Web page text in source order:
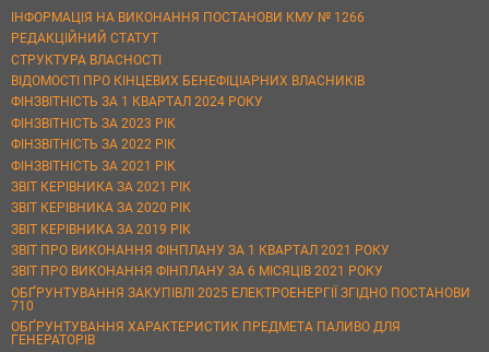
ІНФОРМАЦІЯ НА ВИКОНАННЯ ПОСТАНОВИ КМУ № 1266
РЕДАКЦІЙНИЙ СТАТУТ
СТРУКТУРА ВЛАСНОСТІ
ВІДОМОСТІ ПРО КІНЦЕВИХ БЕНЕФІЦІАРНИХ ВЛАСНИКІВ
ФІНЗВІТНІСТЬ ЗА 1 КВАРТАЛ 2024 РОКУ
ФІНЗВІТНІСТЬ ЗА 2023 РІК
ФІНЗВІТНІСТЬ ЗА 2022 РІК
ФІНЗВІТНІСТЬ ЗА 2021 РІК
ЗВІТ КЕРІВНИКА ЗА 2021 РІК
ЗВІТ КЕРІВНИКА ЗА 2020 РІК
ЗВІТ КЕРІВНИКА ЗА 2019 РІК
ЗВІТ ПРО ВИКОНАННЯ ФІНПЛАНУ ЗА 1 КВАРТАЛ 2021 РОКУ
ЗВІТ ПРО ВИКОНАННЯ ФІНПЛАНУ ЗА 6 МІСЯЦІВ 2021 РОКУ
ОБҐРУНТУВАННЯ ЗАКУПІВЛІ 2025 ЕЛЕКТРОЕНЕРГІЇ ЗГІДНО ПОСТАНОВИ
710
ОБҐРУНТУВАННЯ ХАРАКТЕРИСТИК ПРЕДМЕТА ПАЛИВО ДЛЯ
ГЕНЕРАТОРІВ